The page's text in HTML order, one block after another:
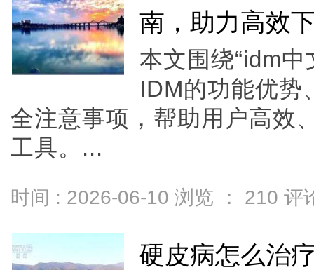
南，助力高效
本文围绕“idm
IDM的功能优势
全注意事项，帮助用户高效
工具。...
时间 : 2026-06-10 浏览 ： 210 评
硬皮病怎么治